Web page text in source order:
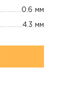
0.6 мм
4.3 мм